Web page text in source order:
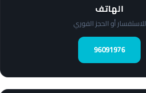
الهاتف
للاستفسار أو الحجز الفوري
96091976